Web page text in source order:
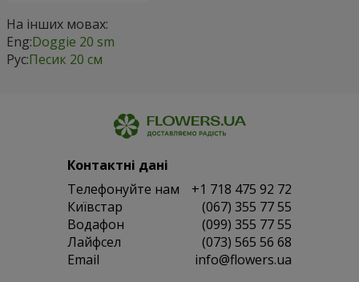
На інших мовах:
Eng:Doggie 20 sm
Рус:Песик 20 см
Контактні дані
Телефонуйте нам
+1 718 475 92 72
Київстар
(067) 355 77 55
Водафон
(099) 355 77 55
Лайфсел
(073) 565 56 68
Email
info@flowers.ua